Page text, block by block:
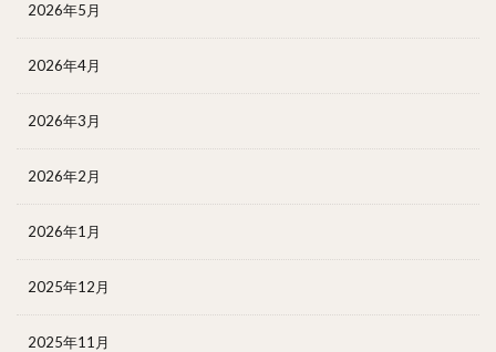
2026年5月
2026年4月
2026年3月
2026年2月
2026年1月
2025年12月
2025年11月